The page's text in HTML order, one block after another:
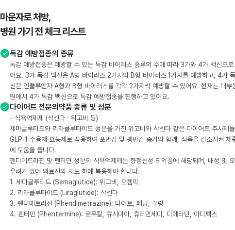
마운자로 처방,
병원 가기 전 체크 리스트
독감 예방접종의 종류
독감 예방접종은 예방할 수 있는 독감 바이러스 종류의 수에 따라 3가와 4가 백신으로
어요. 3가 독감 백신은 A형 바이러스 2가지와 B형 바이러스 1가지를 예방하고, 4가
신은 인플루엔자 A형과 B형 바이러스를 각각 2가지씩 예방할 수 있어요. 현재는 대부
원에서 4가 독감 백신으로 독감 예방접종을 진행하고 있어요.
다이어트 전문의약품 종류 및 성분
- 식욕억제제 (삭센다 · 위고비 등)
세마글루티드와 리라클루타이드 성분을 가진 위고비와 삭센다 같은 다이어트 주사제
GLP-1 수용체 효능제로 작용하여 포만감 및 팽만감 증가와 함께, 식욕을 감소시켜 체
에 도움을 줍니다.
펜디메트라진 및 펜터민 성분의 식욕억제제는 향정신성 의약품에 해당되며, 내성 및
우려가 있어 의료진의 지도 하에 복용해야 합니다.
1. 세마글루티드 (Semaglutide): 위고비, 오젬픽
2. 리라클루타이드 (Liraglutide): 삭센다
3. 펜디메트라진 (Phendimetrazine): 디어트, 페닝, 푸링
4. 펜터민 (Phentermine): 로우칼, 큐시미아, 휴터민세미, 디에타민, 아디펙스